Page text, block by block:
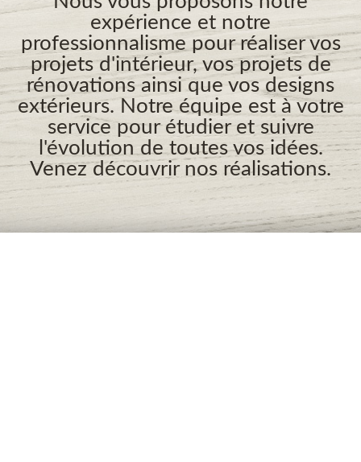
expérience et notre
professionnalisme pour réaliser vos
projets d'intérieur, vos projets de
rénovations ainsi que vos designs
extérieurs. Notre équipe est à votre
service pour étudier et suivre
l'évolution de toutes vos idées.
Venez découvrir nos réalisations.